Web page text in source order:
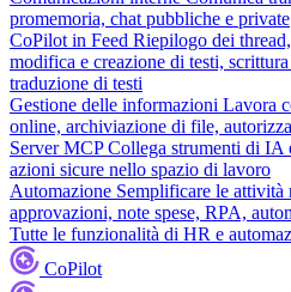
promemoria, chat pubbliche e private
CoPilot in Feed Riepilogo dei
modifica e creazione di testi,
traduzione di testi
Gestione delle informazioni Lavora
online, archiviazione di file,
Server MCP Collega strumenti di IA
azioni sicure nello spazio di lavoro
Automazione Semplificare le attività
approvazioni, note spese, RPA,
Tutte le funzionalità di HR e
CoPilot